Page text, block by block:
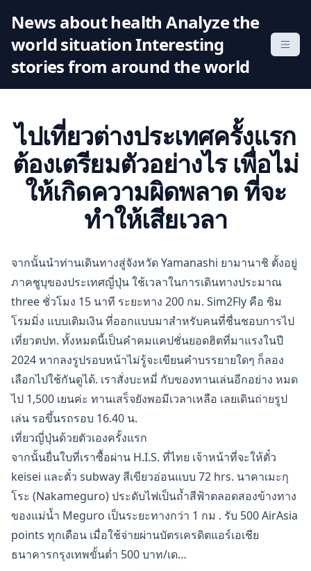
News about health Analyze the
world situation Interesting
stories from around the world
ไปเที่ยวต่างประเทศครั้งแรก
ต้องเตรียมตัวอย่างไร เพื่อไม่
ให้เกิดความผิดพลาด ที่จะ
ทำให้เสียเวลา
จากนั้นนำท่านเดินทางสู่จังหวัด Yamanashi ยามานาชิ ตั้งอยู่
ภาคชูบุของประเทศญี่ปุ่น ใช้เวลาในการเดินทางประมาณ
three ชั่วโมง 15 นาที ระยะทาง 200 กม. Sim2Fly คือ ซิม
โรมมิ่ง แบบเติมเงิน ที่ออกแบบมาสำหรับคนที่ชื่นชอบการไป
เที่ยวตปท. ทั้งหมดนี้เป็นคำคมแคปชั่นยอดฮิตที่มาแรงในปี
2024 หากลงรูปรอบหน้าไม่รู้จะเขียนคำบรรยายใดๆ ก็ลอง
เลือกไปใช้กันดูได้. เราสั่งบะหมี่ กับของทานเล่นอีกอย่าง หมด
ไป 1,500 เยนค่ะ ทานเสร็จยังพอมีเวลาเหลือ เลยเดินถ่ายรูป
เล่น รอขึ้นรถรอบ 16.40 น.
เที่ยวญี่ปุ่นด้วยตัวเองครั้งแรก
จากนั้นยื่นใบที่เราซื้อผ่าน H.I.S. ที่ไทย เจ้าหน้าที่จะให้ตั๋ว
keisei และตั๋ว subway สีเขียวอ่อนแบบ 72 hrs. นาคาเมะกุ
โระ (Nakameguro) ประดับไฟเป็นถ้ำสีฟ้าตลอดสองข้างทาง
ของแม่น้ำ Meguro เป็นระยะทางกว่า 1 กม . รับ 500 AirAsia
points ทุกเดือน เมื่อใช้จ่ายผ่านบัตรเครดิตแอร์เอเชีย
ธนาคารกรุงเทพขั้นต่ำ 500 บาท/เด…